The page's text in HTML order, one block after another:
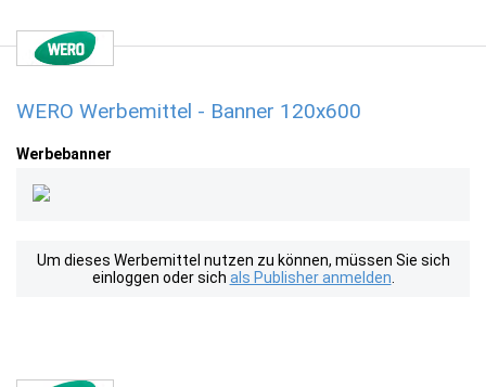
WERO Werbemittel - Banner 120x600
Werbebanner
Um dieses Werbemittel nutzen zu können, müssen Sie sich
einloggen oder sich als Publisher anmelden